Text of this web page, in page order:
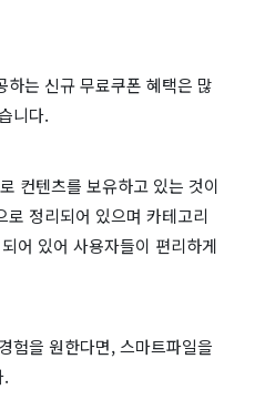
하는 신규 무료쿠폰 혜택은 많
니다.
컨텐츠를 보유하고 있는 것이
로 정리되어 있으며 카테고리
어 있어 사용자들이 편리하게
험을 원한다면, 스마트파일을
.